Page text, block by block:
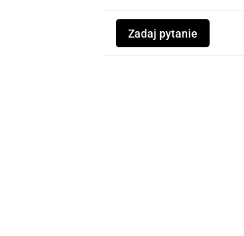
Zadaj pytanie